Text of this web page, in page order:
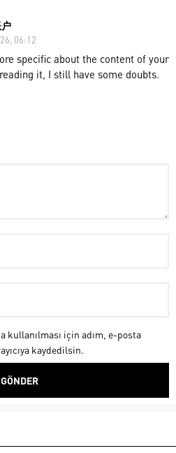
06:12
specific about the content of your
it, I still have some doubts.
kullanılması için adım, e-posta
kaydedilsin.